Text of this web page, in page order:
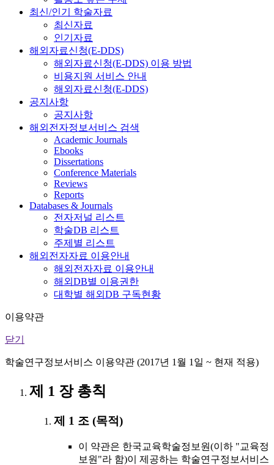
최신/인기 학술자료
최신자료
인기자료
해외자료신청(E-DDS)
해외자료신청(E-DDS) 이용 방법
비용지원 서비스 안내
해외자료신청(E-DDS)
공지사항
공지사항
해외전자정보서비스 검색
Academic Journals
Ebooks
Dissertations
Conference Materials
Reviews
Reports
Databases & Journals
전자저널 리스트
학술DB 리스트
주제별 리스트
해외전자자료 이용안내
해외전자자료 이용안내
해외DB별 이용권한
대학별 해외DB 구독현황
이용약관
닫기
학술연구정보서비스 이용약관 (2017년 1월 1일 ~ 현재 적용)
제 1 장 총칙
제 1 조 (목적)
이 약관은 한국교육학술정보원(이하 "교육정
보원"라 함)이 제공하는 학술연구정보서비스